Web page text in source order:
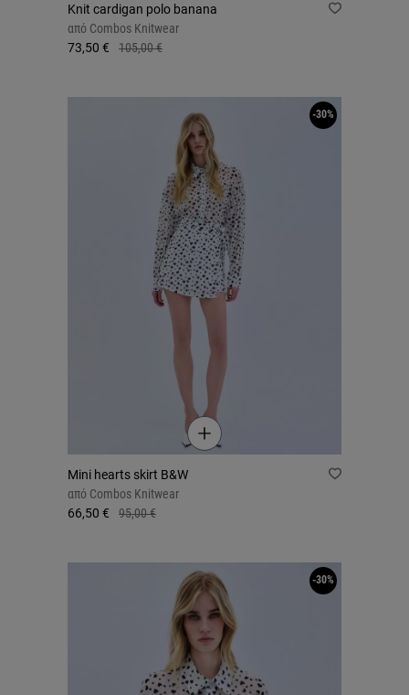
Knit cardigan polo banana
από Combos Knitwear
73,50 €
105,00 €
Mini hearts skirt B&W
από Combos Knitwear
66,50 €
95,00 €
-30%
-30%